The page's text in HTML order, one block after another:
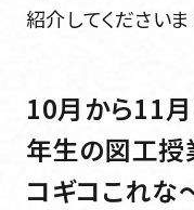
紹介してくださいま
10月から11月
年生の図工授
コギコこれな